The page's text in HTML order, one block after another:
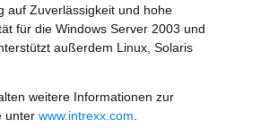
auf Zuverlässigkeit und hohe
für die Windows Server 2003 und
außerdem Linux, Solaris
weitere Informationen zur
unter www.intrexx.com